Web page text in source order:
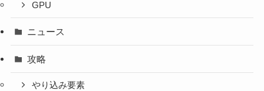
GPU
ニュース
攻略
やり込み要素